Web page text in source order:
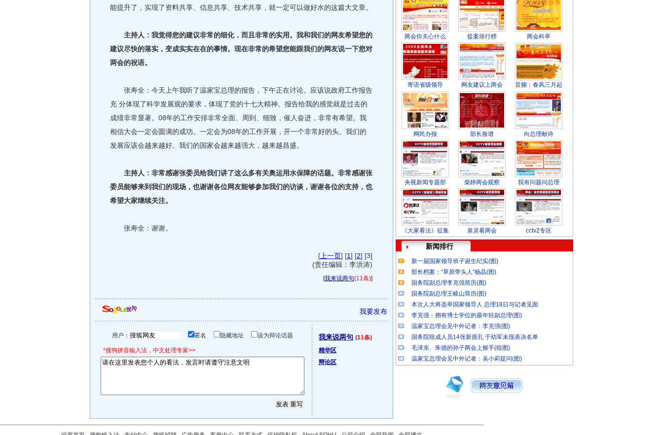
能提升了，实现了资料共享、信息共享、技术共享，就一定可以做好水的这篇大文章。
主持人：我觉得您的建议非常的细化，而且非常的实用。我和我们的网友希望您的
建议尽快的落实，变成实实在在的事情。现在非常的希望您能跟我们的网友说一下您对
两会的祝语。
张寿全：今天上午我听了温家宝总理的报告，下午正在讨论。应该说政府工作报告
充 分体现了科学发展观的要求，体现了党的十七大精神。报告给我的感觉就是过去的
成绩非常显著。08年的工作安排非常全面、周到、细致，催人奋进，非常有希望。我
相信大会一定会圆满的成功。一定会为08年的工作开展，开一个非常好的头。我们的
发展应该会越来越好。我们的国家会越来越强大，越来越昌盛。
主持人：非常感谢张委员给我们讲了这么多有关奥运用水保障的话题。非常感谢张
委员能够来到我们的现场，也谢谢各位网友能够参加我们的访谈，谢谢各位的支持，也
希望大家继续关注。
张寿全：谢谢。
[ 上一页] [1] [2] [3]
(责任编辑：李洪涛)
[我来说两句(11条)]
我要发布
用户： 匿名 隐藏地址 设为辩论话题
*搜狗拼音输入法，中文处理专家>>
我来说两句 (11条)
精华区
辩论区
两会你关心什么 提案排行榜 两会科举
寄语省级领导 网友建议上两会 音频：春风三月起
网民办报 部长脸谱 向总理献诗
央视新闻专题部 柴静两会观察 我有问题问总理
《大家看法》征集 泉灵看两会 cctv2专区
新闻排行
新一届国家领导班子诞生纪实(图)
部长档案：“草原带头人”杨晶(图)
国务院副总理李克强简历(图)
国务院副总理王岐山简历(图)
本次人大将选举国家领导人 总理18日与记者见面
李克强：拥有博士学位的最年轻副总理(图)
温家宝总理会见中外记者：李克强(图)
国务院组成人员14张新面孔 于幼军未现表决名单
毛泽东、朱德的孙子两会上握手(组图)
温家宝总理会见中外记者：吴小莉提问(图)